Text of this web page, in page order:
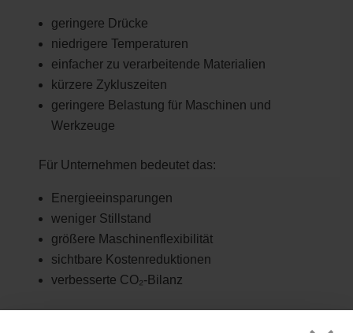
geringere Drücke
niedrigere Temperaturen
einfacher zu verarbeitende Materialien
kürzere Zykluszeiten
geringere Belastung für Maschinen und
Werkzeuge
Für Unternehmen bedeutet das:
Energieeinsparungen
weniger Stillstand
größere Maschinenflexibilität
sichtbare Kostenreduktionen
verbesserte CO₂-Bilanz